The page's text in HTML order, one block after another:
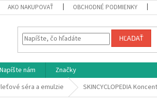
AKO NAKUPOVAŤ OBCHODNÉ PODMIENKY
HĽADAŤ
Napíšte nám
Značky
séra a emulzie SKINCYCLOPEDIA